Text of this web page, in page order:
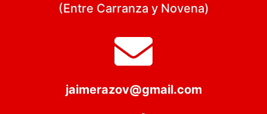
(Entre Carranza y Novena)
jaimerazov@gmail.com